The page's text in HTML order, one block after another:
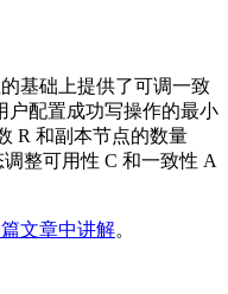
基础上提供了可调一致
户配置成功写操作的最小
R 和副本节点的数量
整可用性 C 和一致性 A
文章中讲解。